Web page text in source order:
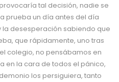
tal decisión, nadie se
prueba un día antes del día
desesperación sabiendo que
que rápidamente, uno tras
colegio, no pensábamos en
en la cara de todos el pánico,
los persiguiera, tanto